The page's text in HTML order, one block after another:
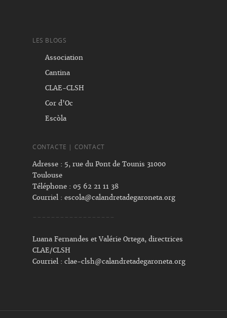
LES BLOGS
Association
Cantina
CLAE-CLSH
Cor d’Oc
Escòla
CONTACTE | CONTACT
Adresse : 5, rue du Pont de Tounis 31000
Toulouse
Téléphone : 05 62 21 11 38
Courriel : escola@calandretadegaroneta.org
------------------
Luana Fernandes et Valérie Ortega, directrices
CLAE/CLSH
Courriel : clae-clsh@calandretadegaroneta.org